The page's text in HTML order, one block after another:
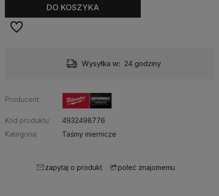
DO KOSZYKA
Wysyłka w: 24 godziny
Producent:
Kod produktu:
4932498776
Kategoria:
Taśmy miernicze
zapytaj o produkt poleć znajomemu